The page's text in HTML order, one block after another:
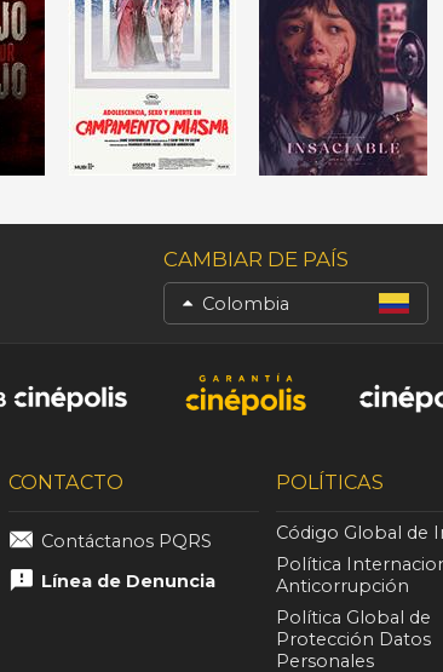
CAMBIAR DE PAÍS
Colombia
CONTACTO
Contáctanos PQRS
Línea de Denuncia
POLÍTICAS
Código Global de
Política
Anticorrupción
Política Global de
Protección Datos
Personales